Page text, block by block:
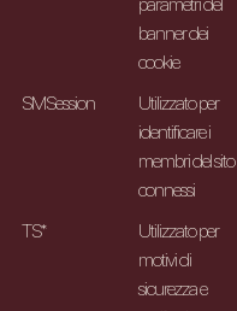
SMSession
TS*
banner dei
cookie
Utilizzato per
identificare i
membri del sito
connessi
Utilizzato per
motivi di
sicurezza e